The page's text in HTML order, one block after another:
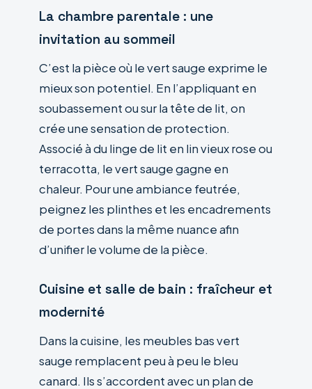
La chambre parentale : une
invitation au sommeil
C’est la pièce où le vert sauge exprime le
mieux son potentiel. En l’appliquant en
soubassement ou sur la tête de lit, on
crée une sensation de protection.
Associé à du linge de lit en lin vieux rose ou
terracotta, le vert sauge gagne en
chaleur. Pour une ambiance feutrée,
peignez les plinthes et les encadrements
de portes dans la même nuance afin
d’unifier le volume de la pièce.
Cuisine et salle de bain : fraîcheur et
modernité
Dans la cuisine, les meubles bas vert
sauge remplacent peu à peu le bleu
canard. Ils s’accordent avec un plan de